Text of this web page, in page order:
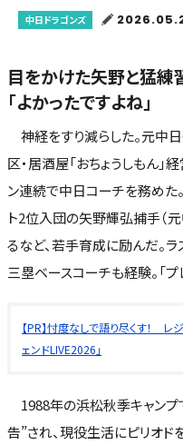
中日ドラゴンズ
目をかけた矢野と猛
「よかったですよね」
神経をすり減らした。元中
区・居酒屋「おちょうしもん
ン連続で中日コーチを務めた
ト2位入団の矢野輝弘捕手（
るなど、若手育成に励んだ。
三塁ベースコーチも経験。「プ
【PR】忖度なしで語り尽くす！ レ
ェンドLIVE2026」
1988年の浜松秋季キャンプ
告”され、現役生活にピリオド